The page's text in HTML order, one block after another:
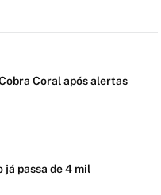
Coral após alertas
já passa de 4 mil